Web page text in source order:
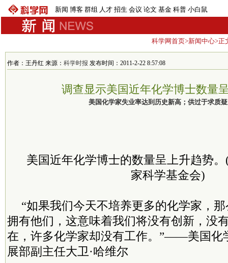
新闻 博客 群组 人才 招生 会议 论文 基金 科普 小白鼠
科学网首页>新闻中心>正
作者：王丹红 来源： 科学时报 发布时间：2011-2-22 8:57:08
调查显示美国近年化学博士数量
美国化学家失业率达到历史新高；供过于求质
美国近年化学博士的数量呈上升趋势
家科学基金会)
“如果我们今天不培养更多的化学家，
拥有他们，这意味着我们将没有创新，没
在，许多化学家却没有工作。”——美国化
展部副主任大卫·哈维尔